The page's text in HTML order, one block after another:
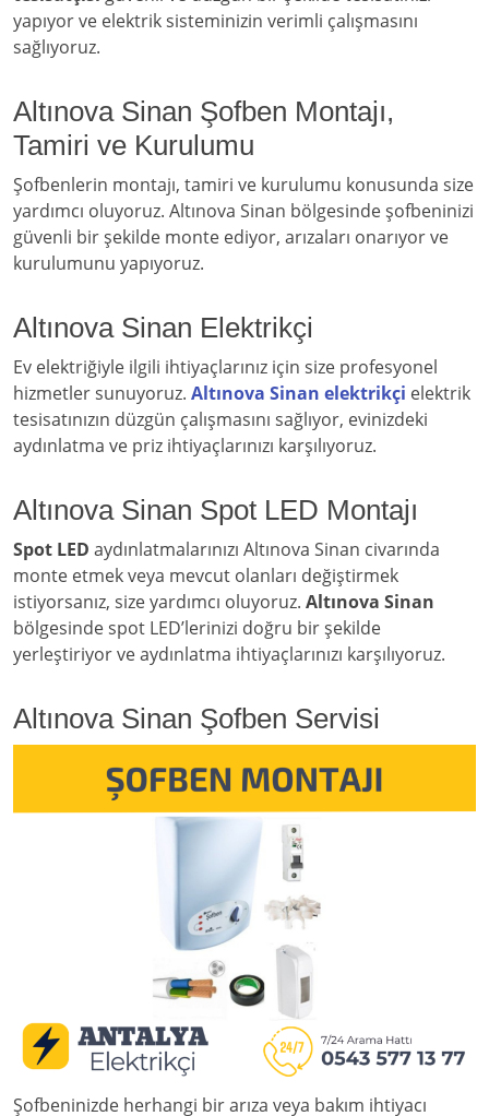
yapıyor ve elektrik sisteminizin verimli çalışmasını
sağlıyoruz.
Altınova Sinan Şofben Montajı,
Tamiri ve Kurulumu
Şofbenlerin montajı, tamiri ve kurulumu konusunda size
yardımcı oluyoruz. Altınova Sinan bölgesinde şofbeninizi
güvenli bir şekilde monte ediyor, arızaları onarıyor ve
kurulumunu yapıyoruz.
Altınova Sinan Elektrikçi
Ev elektriğiyle ilgili ihtiyaçlarınız için size profesyonel
hizmetler sunuyoruz. Altınova Sinan elektrikçi elektrik
tesisatınızın düzgün çalışmasını sağlıyor, evinizdeki
aydınlatma ve priz ihtiyaçlarınızı karşılıyoruz.
Altınova Sinan Spot LED Montajı
Spot LED aydınlatmalarınızı Altınova Sinan civarında
monte etmek veya mevcut olanları değiştirmek
istiyorsanız, size yardımcı oluyoruz. Altınova Sinan
bölgesinde spot LED’lerinizi doğru bir şekilde
yerleştiriyor ve aydınlatma ihtiyaçlarınızı karşılıyoruz.
Altınova Sinan Şofben Servisi
Şofbeninizde herhangi bir arıza veya bakım ihtiyacı